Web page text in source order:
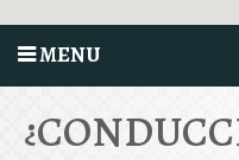
MENU